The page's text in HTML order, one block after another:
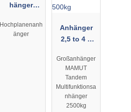
hänger
Hochplanenanh
änger
Anhänger
2,5 to 4 x
Pritsche
500kg
Großanhänger
MAMUT
Tandem
Multifunktionsa
nhänger
2500kg